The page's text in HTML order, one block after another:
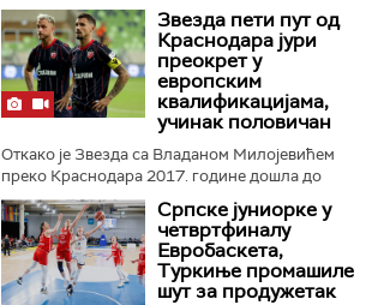
Звезда пети пут од
Краснодара јури
преокрет у
европским
квалификацијама,
учинак половичан
Откако је Звезда са Владаном Милојевићем
преко Краснодара 2017. године дошла до
Лиге Европе и преокренула своју судбину, још
три пута је била приморана...Српске јуниорке у
четвртфиналу
Евробаскета,
Туркиње промашиле
шут за продужетак